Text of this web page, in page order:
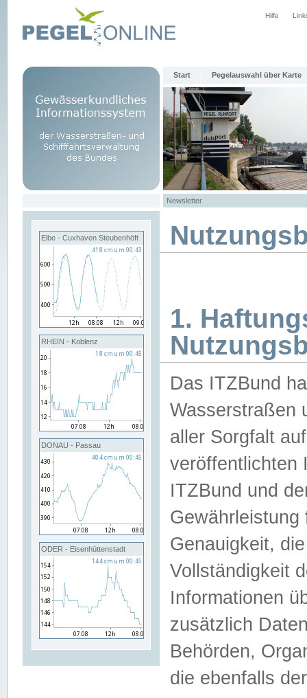
Hilfe
Start Pegelauswahl über Karte
Newsletter
Elbe - Cuxhaven Steubenhöft
RHEIN - Koblenz
DONAU - Passau
ODER - Eisenhüttenstadt
1.
Das ITZBund
Wasserstraßen
aller Sorgfalt
veröffentlichten
ITZBund und
Genauigkeit,
Vollständigkeit
Informationen
zusätzlich
Behörden,
die ebenfalls